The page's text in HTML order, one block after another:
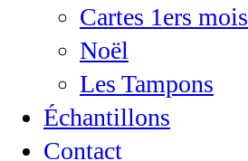
Cartes 1ers mois
Noël
Les Tampons
Échantillons
Contact